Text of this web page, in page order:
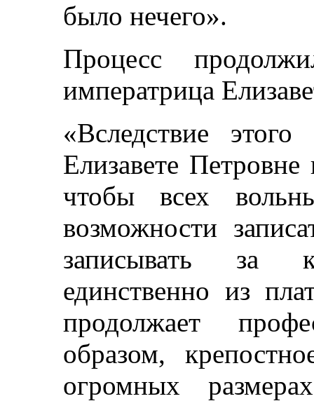
было нечего».
Процесс
императрица
«Вследствие
Елизавете
чтобы всех
возможности
записывать за
единственно из
продолжает
образом,
огромных